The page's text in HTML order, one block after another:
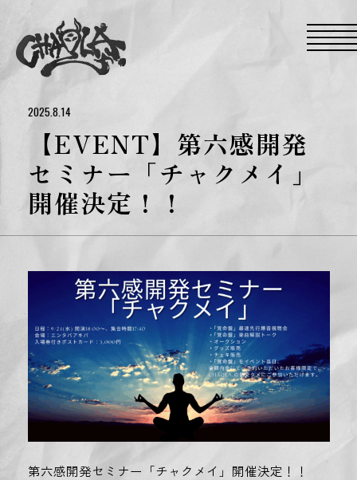
o
n
t
e
2025.8.14
【EVENT】第六感開発
セミナー「チャクメイ」
開催決定！！
第六感開発セミナー「チャクメイ」開催決定！！